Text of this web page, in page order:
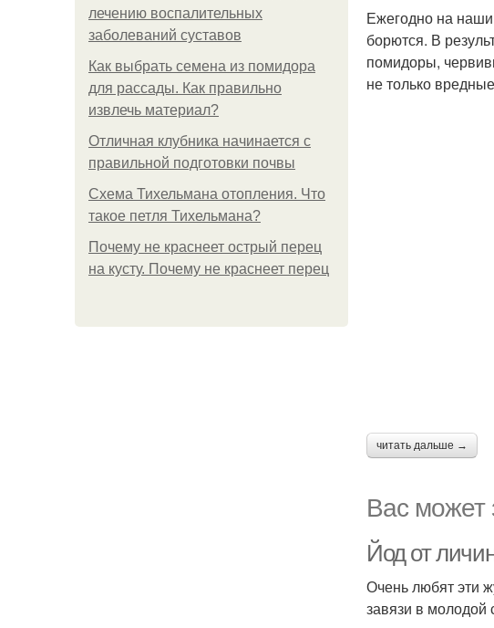
лечению воспалительных
заболеваний суставов
Как выбрать семена из помидора
для рассады. Как правильно
извлечь материал?
Отличная клубника начинается с
правильной подготовки почвы
Схема Тихельмана отопления. Что
такое петля Тихельмана?
Почему не краснеет острый перец
на кусту. Почему не краснеет перец
Ежегодно на
борются. В
помидоры,
не только
читать дальше →
Вас может
Йод от
Очень любят эти
завязи в молодой